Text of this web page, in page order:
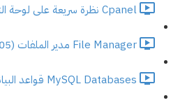
Cpanel نظرة سريعة على لوحة التحكم (6:32)
File Manager مدير الملفات (3:05)
MySQL Databases قواعد البيانات (5:44)